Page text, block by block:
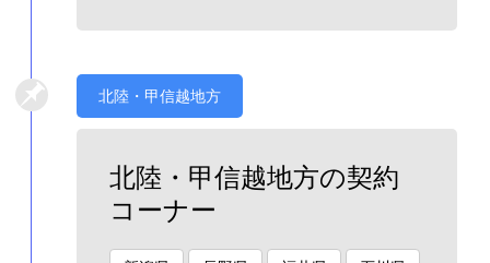
北陸・甲信越地方
北陸・甲信越地方の契約
コーナー